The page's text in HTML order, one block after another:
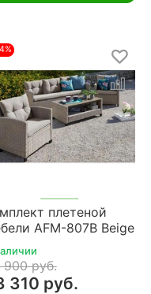
плетеной
AFM-807B Beige
900 руб.
310 руб.